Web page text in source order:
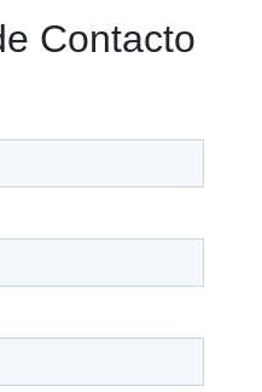
Contacto